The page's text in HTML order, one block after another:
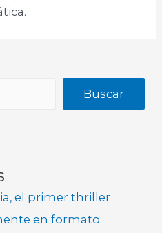
Buscar
el primer thriller
en formato